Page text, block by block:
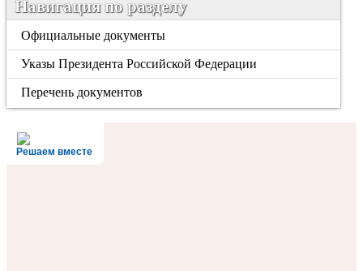
Навигация по разделу
Официальные документы
Указы Президента Российской Федерации
Перечень документов
Решаем вместе